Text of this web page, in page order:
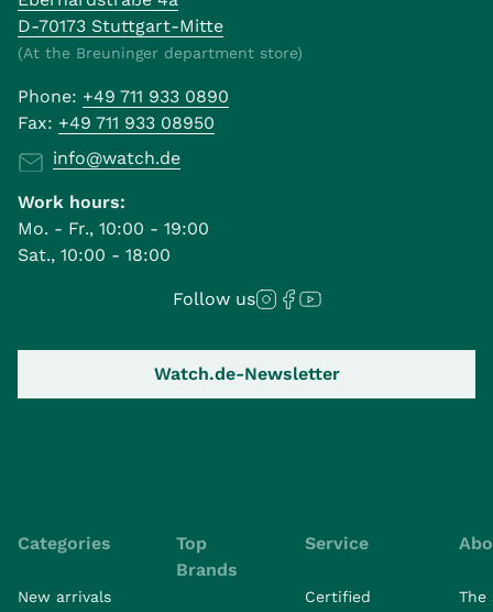
D-70173 Stuttgart-Mitte
(At the Breuninger department store)
Phone: +49 711 933 0890
Fax: +49 711 933 08950
info@watch.de
Work hours:
Mo. - Fr., 10:00 - 19:00
Sat., 10:00 - 18:00
Follow us
Watch.de-Newsletter
Categories
New arrivals
Top
Brands
Service
Certified
The